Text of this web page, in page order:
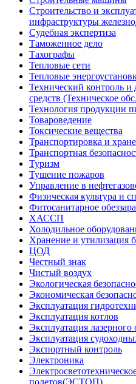
Строительство и
инфраструктуры
Судебная экспертиза
Таможенное дело
Тахографы
Тепловые сети
Тепловые
Технический контроль и
средств (Техническое
Технология продукции
Товароведение
Токсические вещества
Транспортировка и
Транспортная
Туризм
Тушение пожаров
Управление в
Физическая культура и
Фитосанитарное
ХАССП
Холодильное
Хранение и утилизация
ЦОД
Честный знак
Чистый воздух
Экологическая
Экономическая
Эксплуатация
Эксплуатация котлов
Эксплуатация лазерного
Эксплуатация
Экспортный контроль
Электроника
полетов(ЭСТОП)